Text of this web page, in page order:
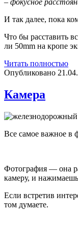
– фокусное
И так далее, пока
Что бы расставить
ли 50mm на кропе
Читать полностьюО
Опубликовано
Камера
Все самое важное в
Фотография — она
камеру, и
Если встретив
том думаете.